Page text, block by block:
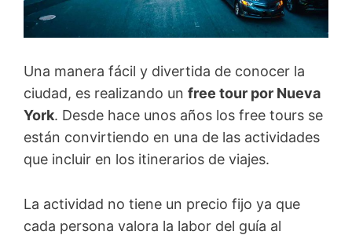
Una manera fácil y divertida de conocer la
ciudad, es realizando un free tour por Nueva
York. Desde hace unos años los free tours se
están convirtiendo en una de las actividades
que incluir en los itinerarios de viajes.
La actividad no tiene un precio fijo ya que
cada persona valora la labor del guía al